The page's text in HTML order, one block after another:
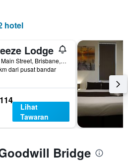
hotel
Lodge
635 Main Street, Brisbane, QLD, Australia
dari pusat bandar
Lihat
Tawaran
Bridge